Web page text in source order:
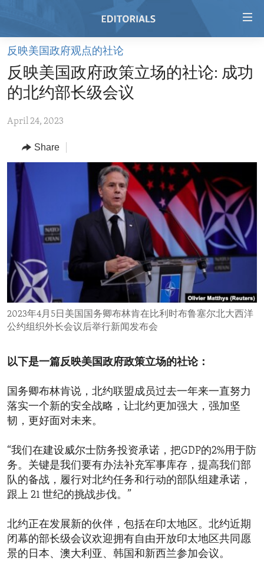
Skip
main
content
to
Navigation
Skip
Search
HOME
VIDEO
REGIONS
AFRICA
AMERICAS
ASIA
EUROPE
MIDDLE EAST
TOPICS
HUMAN RIGHTS
SECURITY AND DEFENSE
AID AND DEVELOPMENT
DEMOCRACY AND GOVERNANCE
ECONOMY AND TRADE
ENVIRONMENT AND HEALTH
IDEALS AND INSTITUTIONS
ARCHIVE
ABOUT US
FOLLOW US
反映美国政府观点的社论
反映美国政府政策立场的社论: 成功
的北约部长级会议
April 24, 2023
Share
2023年4月5日美国国务卿布林肯在比利时布鲁塞尔北大西洋
公约组织外长会议后举行新闻发布会
以下是一篇反映美国政府政策立场的社论：
国务卿布林肯说，北约联盟成员过去一年来一直努力
落实一个新的安全战略，让北约更加强大，强加坚
韧，更好面对未来。
“我们在建设威尔士防务投资承诺，把GDP的2%用于防
务。关键是我们要有办法补充军事库存，提高我们部
队的备战，履行对北约任务和行动的部队组建承诺，
跟上 21 世纪的挑战步伐。”
北约正在发展新的伙伴，包括在印太地区。北约近期
闭幕的部长级会议欢迎拥有自由开放印太地区共同愿
景的日本、澳大利亚、韩国和新西兰参加会议。